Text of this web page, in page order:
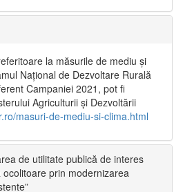
la măsurile de mediu și
Național de Dezvoltare Rurală
Campaniei 2021, pot fi
Agriculturii și Dezvoltării
masuri-de-mediu-si-clima.html
de utilitate publică de interes
ocolitoare prin modernizarea